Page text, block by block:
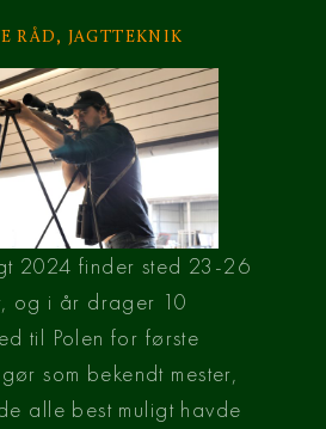
RÅD, JAGTTEKNIK
2024 finder sted 23-26
og i år drager 10
til Polen for første
som bekendt mester,
alle best muligt havde